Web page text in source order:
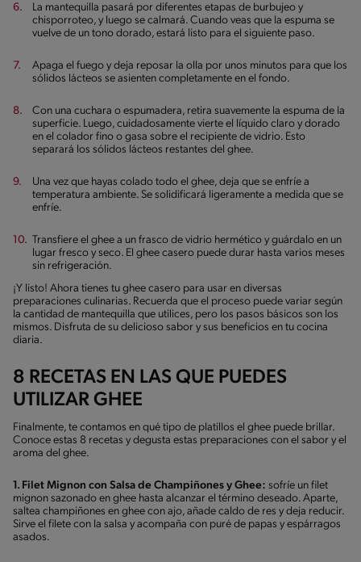
La mantequilla pasará por diferentes etapas de burbujeo y
chisporroteo, y luego se calmará. Cuando veas que la espuma se
vuelve de un tono dorado, estará listo para el siguiente paso.
Apaga el fuego y deja reposar la olla por unos minutos para que los
sólidos lácteos se asienten completamente en el fondo.
Con una cuchara o espumadera, retira suavemente la espuma de la
superficie. Luego, cuidadosamente vierte el líquido claro y dorado
en el colador fino o gasa sobre el recipiente de vidrio. Esto
separará los sólidos lácteos restantes del ghee.
Una vez que hayas colado todo el ghee, deja que se enfríe a
temperatura ambiente. Se solidificará ligeramente a medida que se
enfríe.
Transfiere el ghee a un frasco de vidrio hermético y guárdalo en un
lugar fresco y seco. El ghee casero puede durar hasta varios meses
sin refrigeración.
¡Y listo! Ahora tienes tu ghee casero para usar en diversas
preparaciones culinarias. Recuerda que el proceso puede variar según
la cantidad de mantequilla que utilices, pero los pasos básicos son los
mismos. Disfruta de su delicioso sabor y sus beneficios en tu cocina
diaria.
8 RECETAS EN LAS QUE PUEDES
UTILIZAR GHEE
Finalmente, te contamos en qué tipo de platillos el ghee puede brillar.
Conoce estas 8 recetas y degusta estas preparaciones con el sabor y el
aroma del ghee.
1. Filet Mignon con Salsa de Champiñones y Ghee: sofríe un filet
mignon sazonado en ghee hasta alcanzar el término deseado. Aparte,
saltea champiñones en ghee con ajo, añade caldo de res y deja reducir.
Sirve el filete con la salsa y acompaña con puré de papas y espárragos
asados.